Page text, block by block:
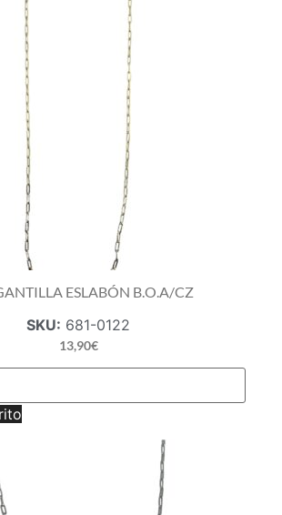
ESLABÓN B.O.A/CZ
SKU: 681-0122
13,90€